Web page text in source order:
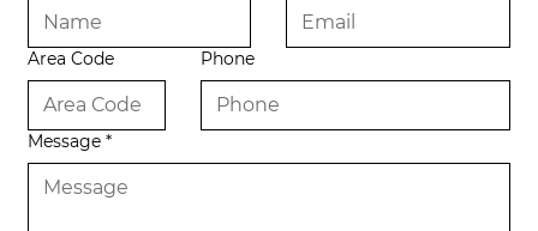
Area Code Phone
Message *